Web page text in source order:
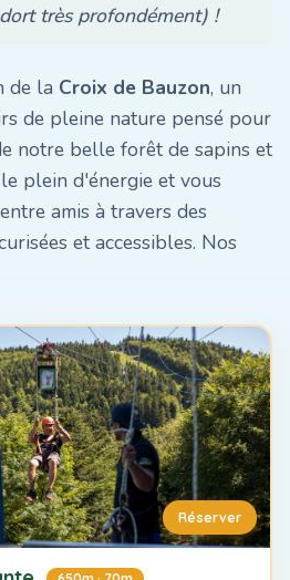
très profondément) !
de la Croix de Bauzon, un
de pleine nature pensé pour
notre belle forêt de sapins et
plein d'énergie et vous
amis à travers des
et accessibles. Nos
Réserver